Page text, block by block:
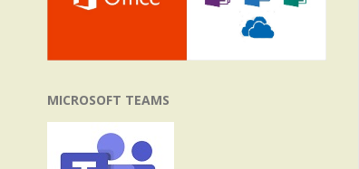
MICROSOFT TEAMS